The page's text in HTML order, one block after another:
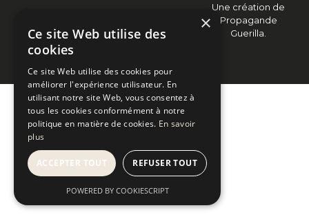
Une création de
Propagande
Guerilla.
×
Ce site Web utilise des
cookies
Ce site Web utilise des cookies pour
améliorer l'expérience utilisateur. En
utilisant notre site Web, vous consentez à
tous les cookies conformément à notre
politique en matière de cookies. En savoir
plus
ACCEPTER TOUT REFUSER TOUT
POWERED BY COOKIESCRIPT